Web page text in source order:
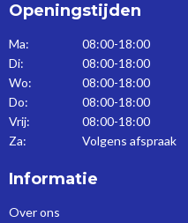
Openingstijden
Ma:
08:00-18:00
Di:
08:00-18:00
Wo:
08:00-18:00
Do:
08:00-18:00
Vrij:
08:00-18:00
Za:
Volgens afspraak
Informatie
Over ons